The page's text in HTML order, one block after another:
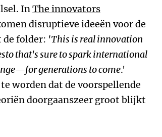
InThe innovators
disruptieve ideeën voor de
de folder: 'This is real innovation
that's sure to spark international
generations to come.'
worden dat de voorspellende
doorgaanszeer groot blijkt